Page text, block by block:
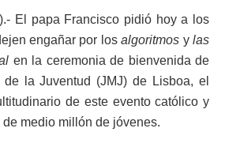
).- El papa Francisco pidió hoy a los
engañar por losalgoritmos ylas
en la ceremonia de bienvenida de
de la Juventud (JMJ) de Lisboa, el
de este evento católico y
medio millón de jóvenes.